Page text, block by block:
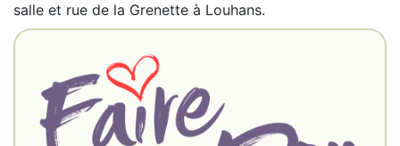
salle et rue de la Grenette à Louhans.